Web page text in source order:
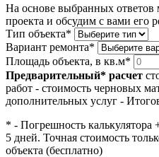
На основе выбранных
проекта и обсудим с вами его
Тип объекта*
Вариант ремонта*
Площадь объекта, в кв.м*
Предварительный* расчет
работ - стоимость черновых
дополнительных услуг -
* - Погрешность калькулятора
5 дней. Точная стоимость
объекта (бесплатно)